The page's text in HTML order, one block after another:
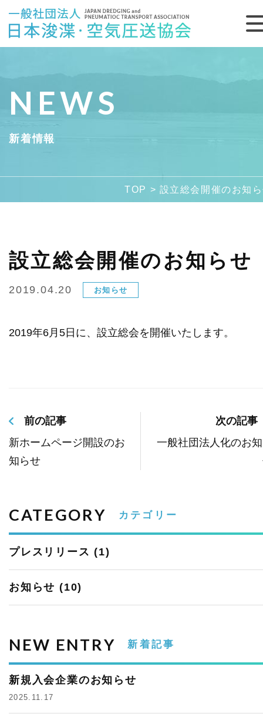
施工実績
協会員会社
NEWS
新着情報
TOP > 設立総会開催のお知
設立総会開催のお知らせ
2019.04.20 お知らせ
2019年6月5日に、設立総会を開催いたします。
前の記事
新ホームページ開設のお
知らせ
次の記事
一般社団法人化のお
CATEGORY カテゴリー
プレスリリース (1)
お知らせ (10)
NEW ENTRY 新着記事
新規入会企業のお知らせ
2025.11.17